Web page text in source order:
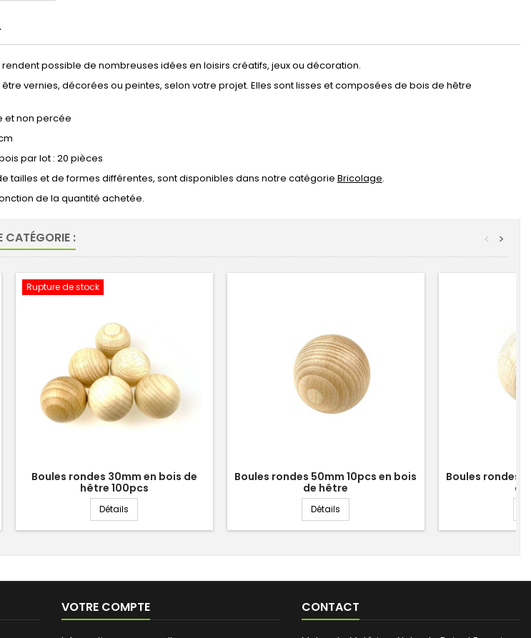
rendent possible de nombreuses idées en loisirs créatifs, jeux ou décoration.
vernies, décorées ou peintes, selon votre projet. Elles sont lisses et composées de bois de hêtre
et non percée
par lot : 20 pièces
tailles et de formes différentes, sont disponibles dans notre catégorie Bricolage.
de la quantité achetée.
CATÉGORIE : >
<
2pcs en bois de hêtre
Rupture de stock
Boules rondes 30mm en bois de
hêtre 100pcs
Détails Boules rondes 30mm en bois de hêtre 100pcs
Boules rondes 50mm 10pcs en bois
de hêtre
Détails
Boules rondes
VOTRE COMPTE CONTACT